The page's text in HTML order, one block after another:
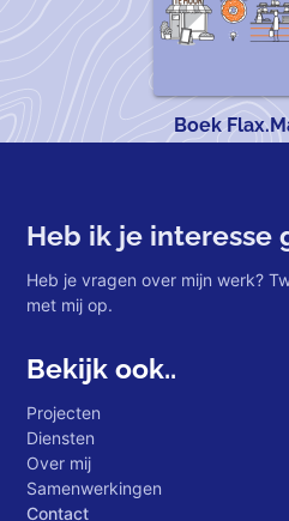
Boek
Heb ik je interesse
Heb je vragen over mijn werk?
met mij op.
Bekijk ook..
Projecten
Diensten
Over mij
Samenwerkingen
Contact